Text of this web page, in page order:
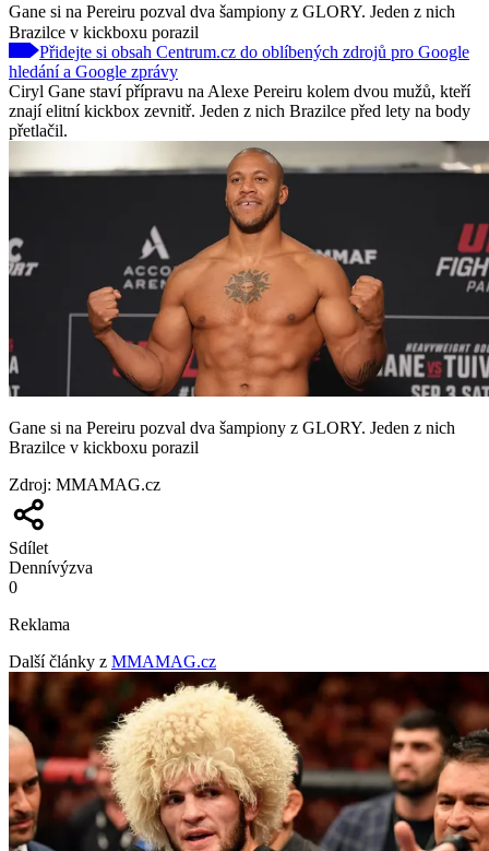
Gane si na Pereiru pozval dva šampiony z GLORY. Jeden z nich
Brazilce v kickboxu porazil
Přidejte si obsah Centrum.cz do oblíbených zdrojů pro Google
hledání a Google zprávy
Ciryl Gane staví přípravu na Alexe Pereiru kolem dvou mužů, kteří
znají elitní kickbox zevnitř. Jeden z nich Brazilce před lety na body
přetlačil.
Gane si na Pereiru pozval dva šampiony z GLORY. Jeden z nich
Brazilce v kickboxu porazil
Zdroj: MMAMAG.cz
Sdílet
Dennívýzva
0
Reklama
Další články z MMAMAG.cz